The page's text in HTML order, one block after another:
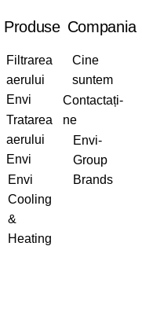
Produse
Filtrarea
aerului
Envi
Tratarea
aerului
Envi
Envi
Cooling
&
Heating
Compania
Cine
suntem
Contactați-
ne
Envi-
Group
Brands